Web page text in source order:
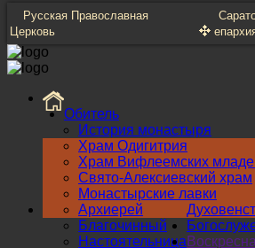
Русская Православная
Церковь
Обитель
История монастыря
Храм Одигитрия
Храм Вифлеемских
Свято-Алексиевский храм
Монастырские лавки
Архиерей
Благочинный
Настоятельница